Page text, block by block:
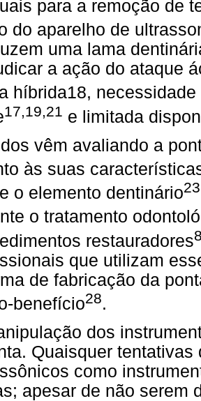
para a remoção de
do aparelho de
uma lama
a ação do ataque
híbrida18,
17,19,21 e limitada
vêm avaliando a
às suas
o elemento dentinário
o tratamento
restauradores
que utilizam
de fabricação da
benefício28.
dos
Quaisquer
como
apesar de não serem